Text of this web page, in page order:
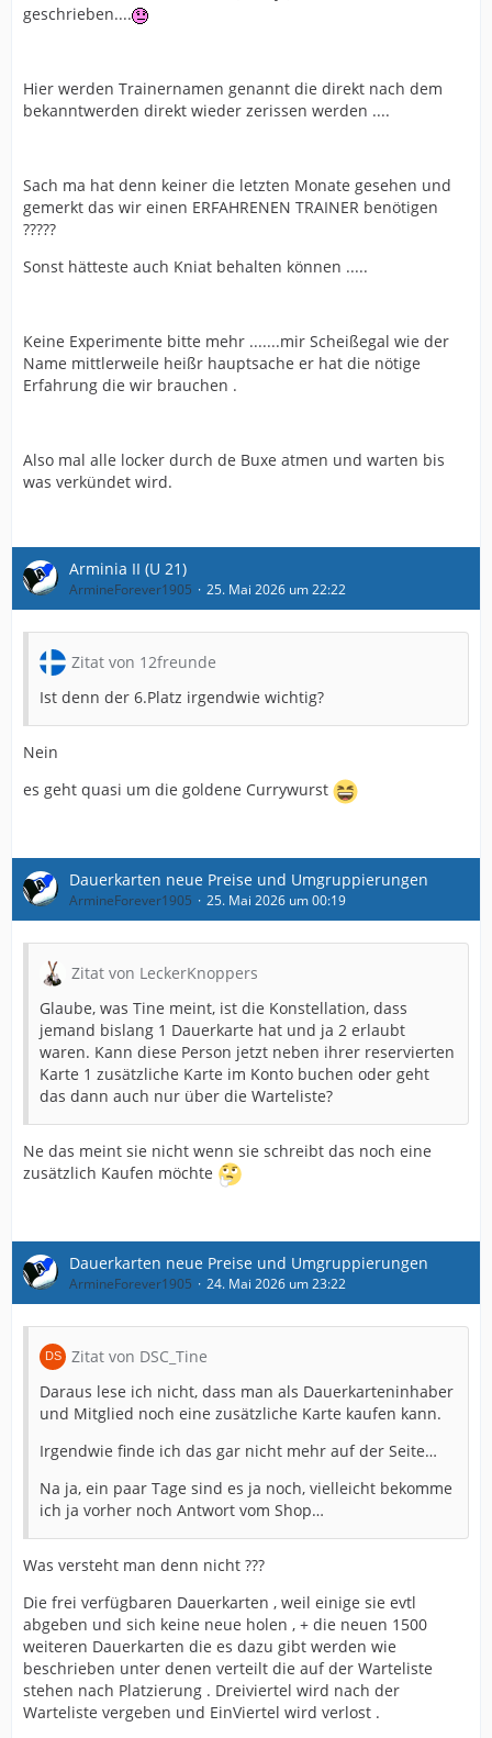
geschrieben....
Hier werden Trainernamen genannt die direkt nach dem
bekanntwerden direkt wieder zerissen werden ....
Sach ma hat denn keiner die letzten Monate gesehen und
gemerkt das wir einen ERFAHRENEN TRAINER benötigen
?????
Sonst hätteste auch Kniat behalten können .....
Keine Experimente bitte mehr .......mir Scheißegal wie der
Name mittlerweile heißr hauptsache er hat die nötige
Erfahrung die wir brauchen .
Also mal alle locker durch de Buxe atmen und warten bis
was verkündet wird.
Arminia II (U 21)
ArmineForever1905 25. Mai 2026 um 22:22
Zitat von 12freunde
Ist denn der 6.Platz irgendwie wichtig?
Nein
es geht quasi um die goldene Currywurst
Dauerkarten neue Preise und Umgruppierungen
ArmineForever1905 25. Mai 2026 um 00:19
Zitat von LeckerKnoppers
Glaube, was Tine meint, ist die Konstellation, dass
jemand bislang 1 Dauerkarte hat und ja 2 erlaubt
waren. Kann diese Person jetzt neben ihrer reservierten
Karte 1 zusätzliche Karte im Konto buchen oder geht
das dann auch nur über die Warteliste?
Ne das meint sie nicht wenn sie schreibt das noch eine
zusätzlich Kaufen möchte
Dauerkarten neue Preise und Umgruppierungen
ArmineForever1905 24. Mai 2026 um 23:22
Zitat von DSC_Tine
Daraus lese ich nicht, dass man als Dauerkarteninhaber
und Mitglied noch eine zusätzliche Karte kaufen kann.
Irgendwie finde ich das gar nicht mehr auf der Seite…
Na ja, ein paar Tage sind es ja noch, vielleicht bekomme
ich ja vorher noch Antwort vom Shop…
Was versteht man denn nicht ???
Die frei verfügbaren Dauerkarten , weil einige sie evtl
abgeben und sich keine neue holen , + die neuen 1500
weiteren Dauerkarten die es dazu gibt werden wie
beschrieben unter denen verteilt die auf der Warteliste
stehen nach Platzierung . Dreiviertel wird nach der
Warteliste vergeben und EinViertel wird verlost .